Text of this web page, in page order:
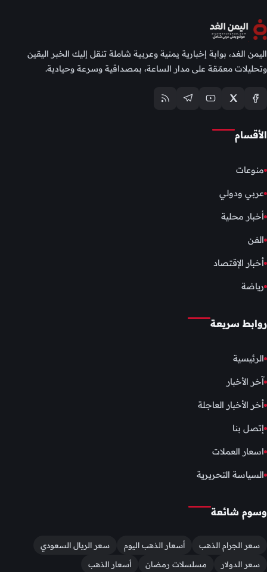
اليمن الغد، بوابة إخبارية يمنية وعربية شاملة تنقل إليك الخبر اليقين
وتحليلات معمّقة على مدار الساعة، بمصداقية وسرعة وحيادية.
الأقسام
منوعات
عربي ودولي
أخبار محلية
الفن
أخبار الإقتصاد
رياضة
روابط سريعة
الرئيسية
آخر الأخبار
أخر الأخبار العاجلة
إتصل بنا
اسعار العملات
السياسة التحريرية
وسوم شائعة
سعر الجرام الذهب أسعار الذهب اليوم
سعر الريال السعودي
سعر الدولار
مسلسلات رمضان أسعار الذهب